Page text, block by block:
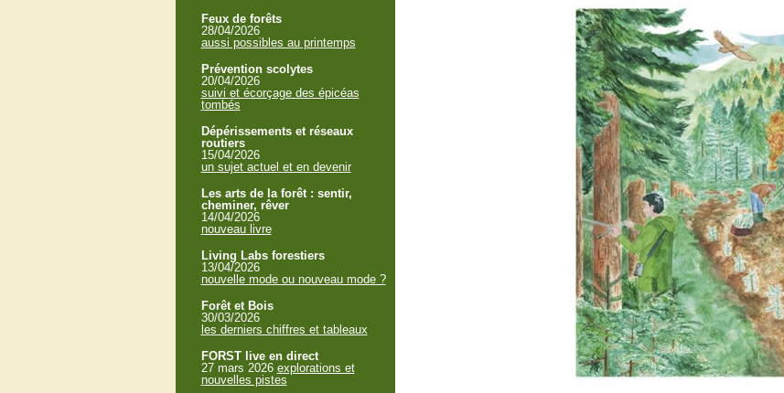
Feux de forêts
28/04/2026
aussi possibles au printemps
Prévention scolytes
20/04/2026
suivi et écorçage des épicéas
tombés
Dépérissements et réseaux
routiers
15/04/2026
un sujet actuel et en devenir
Les arts de la forêt : sentir,
cheminer, rêver
14/04/2026
nouveau livre
Living Labs forestiers
13/04/2026
nouvelle mode ou nouveau mode ?
Forêt et Bois
30/03/2026
les derniers chiffres et tableaux
FORST live en direct
27 mars 2026 explorations et
nouvelles pistes